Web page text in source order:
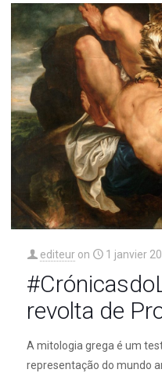
editeur on 1 janvier
revolta de
A mitologia grega é um
representação do mundo